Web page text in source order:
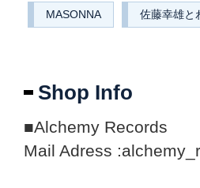
MASONNA 佐藤幸雄と
Shop Info
■Alchemy Records
Mail Adress